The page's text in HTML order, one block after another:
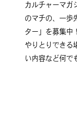
カルチャーマガ
のマチの、一歩
ター」を募集中
やりとりできる
い内容など何で